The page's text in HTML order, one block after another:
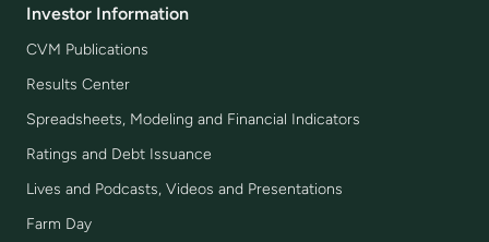
Investor Information
CVM Publications
Results Center
Spreadsheets, Modeling and Financial Indicators
Ratings and Debt Issuance
Lives and Podcasts, Videos and Presentations
Farm Day